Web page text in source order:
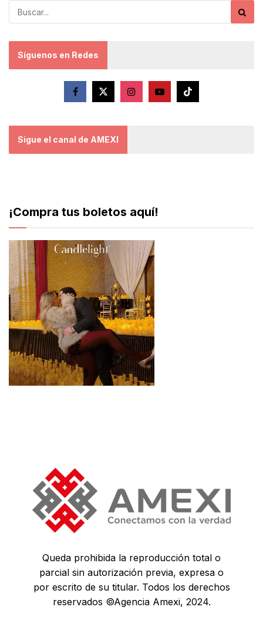
Síguenos en Redes
Sigue el canal de AMEXI
¡Compra tus boletos aquí!
Queda prohibida la reproducción total o
parcial sin autorización previa, expresa o
por escrito de su titular. Todos los derechos
reservados ©Agencia Amexi, 2024.